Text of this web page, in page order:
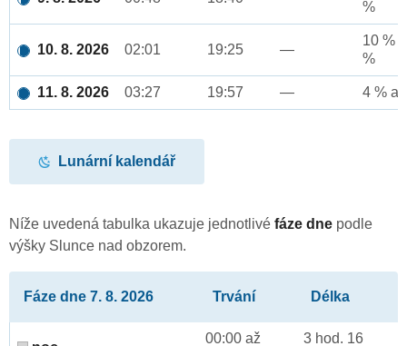
%
10. 8. 2026 02:01 19:25 —
10 %
%
11. 8. 2026 03:27 19:57 — 4 %
Lunární kalendář
Níže uvedená tabulka ukazuje jednotlivé fáze dne podle
výšky Slunce nad obzorem.
Fáze dne 7. 8. 2026 Trvání Délka
00:00 až
3 hod. 16